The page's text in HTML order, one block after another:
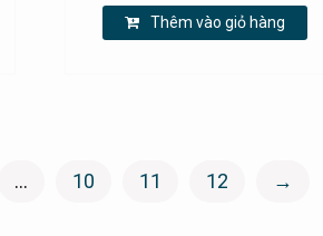
là:
115.000 ₫.
là:
Thêm vào giỏ hàng
… 10 11 12 →